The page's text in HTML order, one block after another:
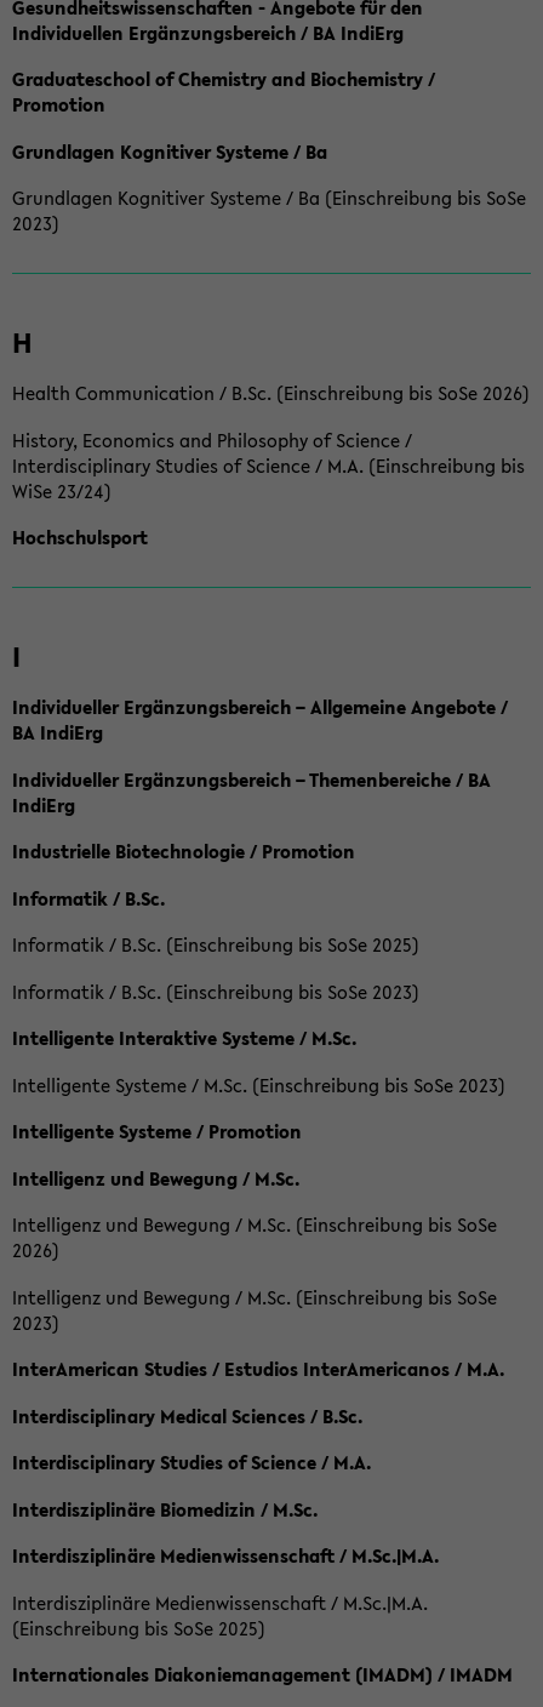
Gesundheitswissenschaften - Angebote für den
Individuellen Ergänzungsbereich / BA IndiErg
Graduateschool of Chemistry and Biochemistry /
Promotion
Grundlagen Kognitiver Systeme / Ba
Grundlagen Kognitiver Systeme / Ba (Einschreibung bis SoSe
2023)
H
Health Communication / B.Sc. (Einschreibung bis SoSe 2026)
History, Economics and Philosophy of Science /
Interdisciplinary Studies of Science / M.A. (Einschreibung bis
WiSe 23/24)
Hochschulsport
I
Individueller Ergänzungsbereich – Allgemeine Angebote /
BA IndiErg
Individueller Ergänzungsbereich – Themenbereiche / BA
IndiErg
Industrielle Biotechnologie / Promotion
Informatik / B.Sc.
Informatik / B.Sc. (Einschreibung bis SoSe 2025)
Informatik / B.Sc. (Einschreibung bis SoSe 2023)
Intelligente Interaktive Systeme / M.Sc.
Intelligente Systeme / M.Sc. (Einschreibung bis SoSe 2023)
Intelligente Systeme / Promotion
Intelligenz und Bewegung / M.Sc.
Intelligenz und Bewegung / M.Sc. (Einschreibung bis SoSe
2026)
Intelligenz und Bewegung / M.Sc. (Einschreibung bis SoSe
2023)
InterAmerican Studies / Estudios InterAmericanos / M.A.
Interdisciplinary Medical Sciences / B.Sc.
Interdisciplinary Studies of Science / M.A.
Interdisziplinäre Biomedizin / M.Sc.
Interdisziplinäre Medienwissenschaft / M.Sc.|M.A.
Interdisziplinäre Medienwissenschaft / M.Sc.|M.A.
(Einschreibung bis SoSe 2025)
Internationales Diakoniemanagement (IMADM) / IMADM